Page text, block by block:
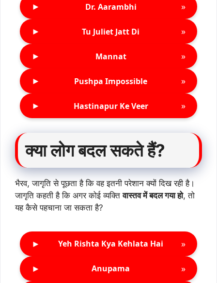
► Dr. Aarambhi »
► Tu Juliet Jatt Di »
► Mannat »
► Pushpa Impossible »
► Hastinapur Ke Veer »
क्या लोग बदल सकते हैं?
भैरव, जागृति से पूछता है कि वह इतनी परेशान क्यों दिख रही है।
जागृति कहती है कि अगर कोई व्यक्तिवास्तव में बदल गया हो, तो
यह कैसे पहचाना जा सकता है?
► Yeh Rishta Kya Kehlata Hai »
► Anupama »